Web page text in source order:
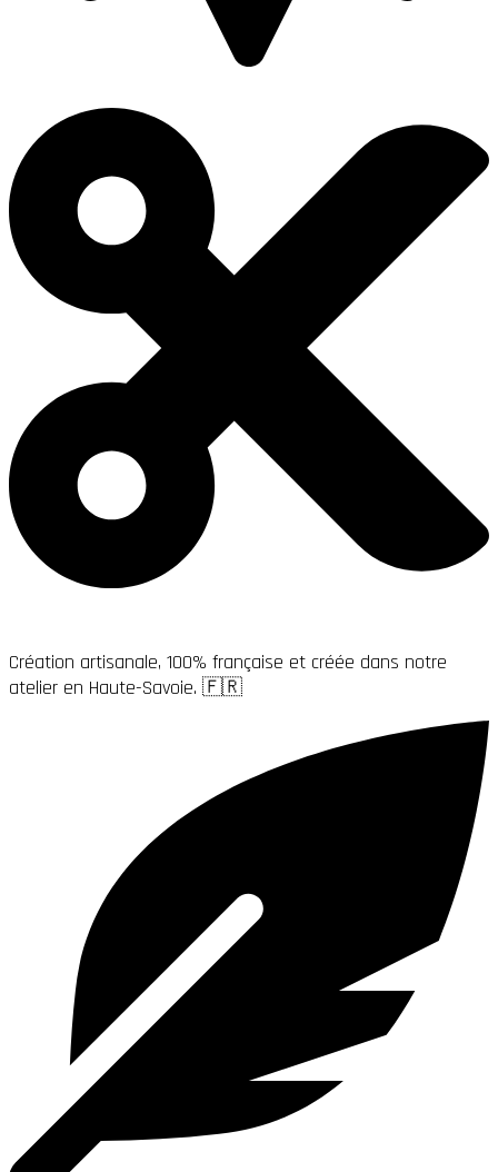
Création artisanale, 100% française et créée dans notre
atelier en Haute-Savoie. 🇫🇷